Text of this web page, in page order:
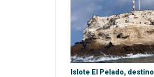
Islote El Pelado, destino